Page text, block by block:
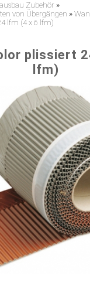
Zubehör »
von Übergängen »
lfm (4 x 6 lfm)
plissiert
lfm)